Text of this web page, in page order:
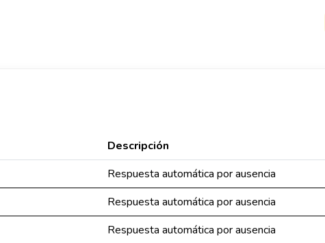
Descripción
Respuesta automática por ausencia
Respuesta automática por ausencia
Respuesta automática por ausencia